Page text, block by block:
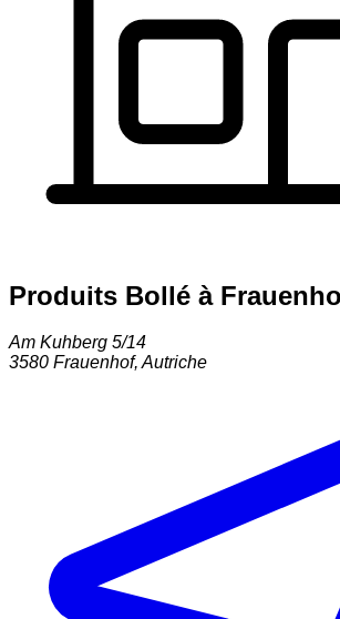
Produits Bollé à
Am Kuhberg 5/14
3580 Frauenhof,Autriche